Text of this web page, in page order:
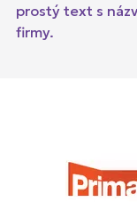
prostý text s
firmy.